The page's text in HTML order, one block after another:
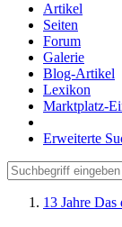
Artikel
Seiten
Forum
Galerie
Blog-Artikel
Lexikon
Marktplatz-
Erweiterte
13 Jahre